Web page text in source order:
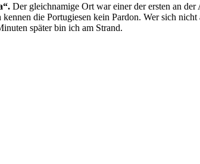
Der gleichnamige Ort war einer der ersten an
die Portugiesen kein Pardon. Wer sich nicht
später bin ich am Strand.